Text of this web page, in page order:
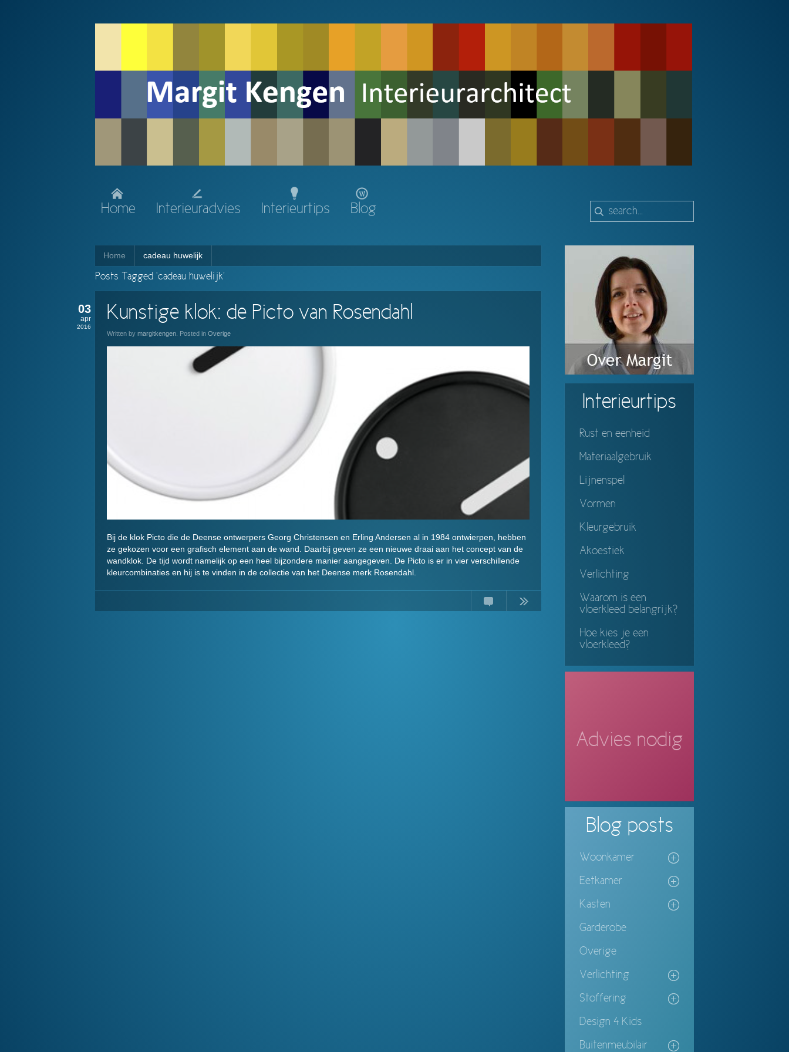
Home Interieuradvies Interieurtips Blog
Home cadeau huwelijk
Posts Tagged ‘cadeau huwelijk’
03
apr
2016
Kunstige klok: de Picto van Rosendahl
Written by margitkengen . Posted in Overige
Bij de klok Picto die de Deense ontwerpers Georg Christensen en Erling Andersen al in 1984 ontwierpen, hebben
ze gekozen voor een grafisch element aan de wand. Daarbij geven ze een nieuwe draai aan het concept van de
wandklok. De tijd wordt namelijk op een heel bijzondere manier aangegeven. De Picto is er in vier verschillende
kleurcombinaties en hij is te vinden in de collectie van het Deense merk Rosendahl.
Continue
Interieurtips
Rust en eenheid
Materiaalgebruik
Lijnenspel
Vormen
Kleurgebruik
Akoestiek
Verlichting
Waarom is een
vloerkleed belangrijk?
Hoe kies je een
vloerkleed?
Advies nodig
Blog posts
Woonkamer
Eetkamer
Kasten
Garderobe
Overige
Verlichting
Stoffering
Design 4 Kids
Buitenmeubilair